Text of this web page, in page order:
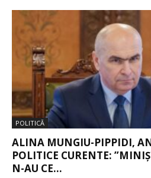
POLITICĂ
ALINA MUNGIU-PIPPIDI,
POLITICE CURENTE:
N-AU CE...